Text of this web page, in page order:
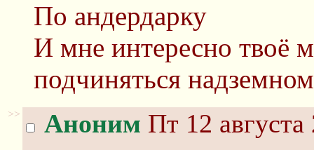
По андердарку
И мне интересно твоё
подчиняться
>> Аноним Пт 12